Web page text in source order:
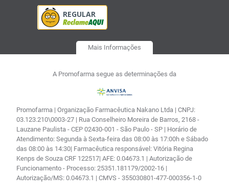
Mais Informações
A Promofarma segue as determinações da
Promofarma | Organização Farmacêutica Nakano Ltda | CNPJ:
03.123.210\0003-27 | Rua Conselheiro Moreira de Barros, 2168 -
Lauzane Paulista - CEP 02430-001 - São Paulo - SP | Horário de
Atendimento: Segunda à Sexta-feira das 08:00 às 17:00h e Sábado
das 08:00 às 14:30| Farmacêutica responsável: Vitória Regina
Kenps de Souza CRF 122517| AFE: 0.04673.1 | Autorização de
Funcionamento - Processo: 25351.181179/2002-16 |
Autorização/MS: 0.04673.1 | CMVS - 355030801-477-000356-1-0